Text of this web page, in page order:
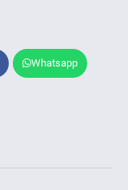
Whatsapp